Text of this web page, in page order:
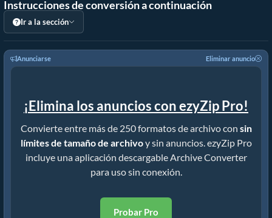
Instrucciones de conversión a continuación
Ir a la sección
Anunciarse Eliminar anuncio
¡Elimina los anuncios con ezyZip Pro!
Convierte entre más de 250 formatos de archivo con sin
límites de tamaño de archivoy sin anuncios. ezyZip Pro
incluye una aplicación descargable Archive Converter
para uso sin conexión.
Probar Pro